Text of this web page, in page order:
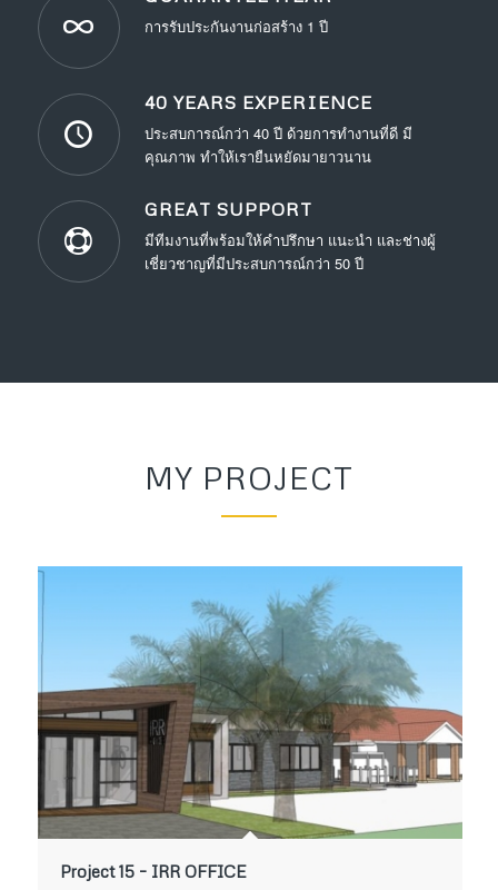
การรับประกันงานก่อสร้าง 1 ปี
40 YEARS EXPERIENCE
ประสบการณ์กว่า 40 ปี ด้วยการทำงานที่ดี มี
คุณภาพ ทำให้เรายืนหยัดมายาวนาน
GREAT SUPPORT
มีทีมงานที่พร้อมให้คำปรึกษา แนะนำ และช่างผู้
เชี่ยวชาญที่มีประสบการณ์กว่า 50 ปี
MY PROJECT
Project 15 – IRR OFFICE